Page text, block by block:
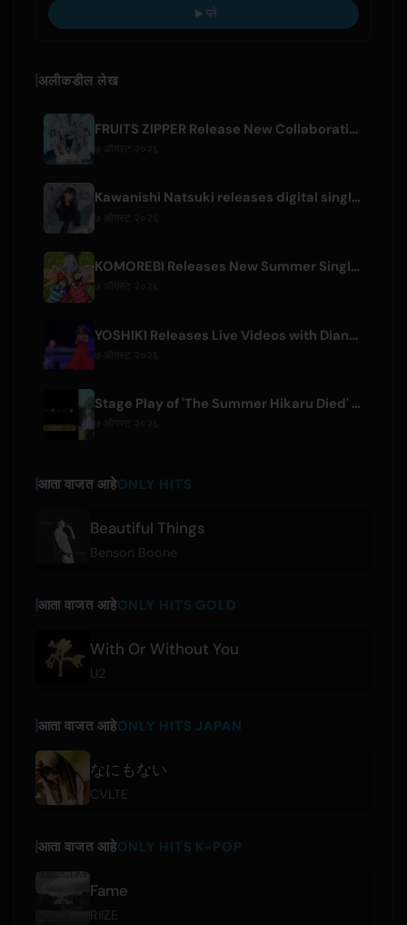
प्ले
अलीकडील लेख
FRUITS ZIPPER Release New Collaboration Song '1,2,3,FOOOOUR'
Kawanishi Natsuki releases digital single 'Sayonara wa Ichiban Kirei na Atashi de'
KOMOREBI Releases New Summer Single 'Letsu Natsu'
YOSHIKI Releases Live Videos with Diana Ross and KORN's Jonathan Davis
Stage Play of 'The Summer Hikaru Died' Streams Globally for Free on ABEMA
आता वाजत आहेONLY HITS
Beautiful Things
Benson Boone
आता वाजत आहेONLY HITS GOLD
With Or Without You
U2
आता वाजत आहेONLY HITS JAPAN
なにもない
CVLTE
आता वाजत आहेONLY HITS K-POP
Fame
RIIZE